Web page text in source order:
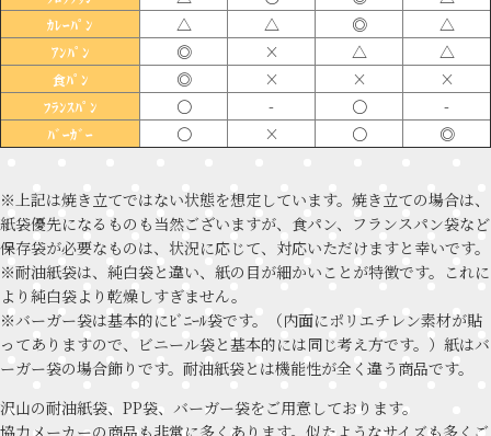
ｶﾚｰﾊﾟﾝ △ △ ◎ △
ｱﾝﾊﾟﾝ ◎ × △ △
食ﾊﾟﾝ ◎ × × ×
ﾌﾗﾝｽﾊﾟﾝ 〇 - 〇 -
ﾊﾞｰｶﾞｰ 〇 × 〇 ◎
※上記は焼き立てではない状態を想定しています。焼き立ての場合は、
紙袋優先になるものも当然ございますが、食パン、フランスパン袋など
保存袋が必要なものは、状況に応じて、対応いただけますと幸いです。
※耐油紙袋は、純白袋と違い、紙の目が細かいことが特徴です。これに
より純白袋より乾燥しすぎません。
※バーガー袋は基本的にﾋﾞﾆｰﾙ袋です。（内面にポリエチレン素材が貼
ってありますので、ビニール袋と基本的には同じ考え方です。）紙はバ
ーガー袋の場合飾りです。耐油紙袋とは機能性が全く違う商品です。
沢山の耐油紙袋、PP袋、バーガー袋をご用意しております。
協力メーカーの商品も非常に多くあります。似たようなサイズも多くご